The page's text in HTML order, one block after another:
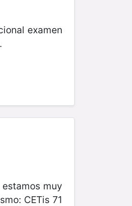
examen
muy
CETis 71